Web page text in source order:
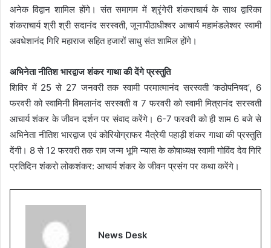
अनेक विद्वान शामिल होंगे। संत समागम में श्रृंगेरी शंकराचार्य के साथ द्वारिका
शंकराचार्य श्री श्री सदानंद सरस्वती, जूनापीठाधीश्वर आचार्य महामंडलेश्वर स्वामी
अवधेशानंद गिरि महाराज सहित हजारों साधु संत शामिल होंगे।
अभिनेता नीतिश भारद्वाज शंकर गाथा की देंगे प्रस्तुति
शिविर में 25 से 27 जनवरी तक स्वामी परमात्मानंद सरस्वती ‘कठोपनिषद’, 6
फरवरी को स्वामिनी विमलानंद सरस्वती व 7 फरवरी को स्वामी मित्रानंद सरस्वती
आचार्य शंकर के जीवन दर्शन पर संवाद करेंगे। 6-7 फरवरी को ही शाम 6 बजे से
अभिनेता नीतिश भारद्वाज एवं कोरियोग्राफर मैत्रेयी पहाड़ी शंकर गाथा की प्रस्तुति
देंगी। 8 से 12 फरवरी तक राम जन्म भूमि न्यास के कोषाध्यक्ष स्वामी गोविंद देव गिरि
प्रतिदिन शंकरो लोकशंकर: आचार्य शंकर के जीवन प्रसंग पर कथा करेंगे।
News Desk